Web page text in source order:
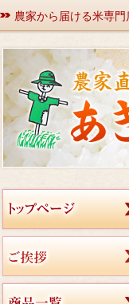
農家から届ける米専